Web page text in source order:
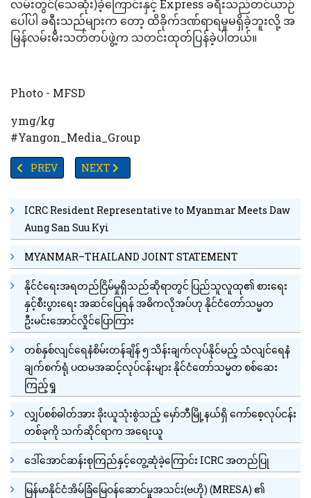
လမ်းတွင်(သေဆုံး)ခဲ့ကြောင်းနှင့် Express ခရီးသည်တင်ယာဉ်
ပေါ်ပါ ခရီးသည်များက တော့ ထိခိုက်ဒဏ်ရာရမှုမရှိခဲ့ဘူးလို့ အ
မြန်လမ်းမီးသတ်တပ်ဖွဲ့က သတင်းထုတ်ပြန်ခဲ့ပါတယ်။
Photo - MFSD
ymg/kg
#Yangon_Media_Group
PREVIOUS ARTICLE: မြန်မာနိုင်ငံသစ်တောအတွင်းတောရိုင်းတိ
PREV NEXT ARTICLE: နောင်ချိုမြို့နယ်တွင် ငွေကျပ် ၁ ဒ
NEXT
ICRC Resident Representative to Myanmar Meets Daw
Aung San Suu Kyi
MYANMAR–THAILAND JOINT STATEMENT
နိုင်ငံရေးအရတည်ငြိမ်မှုရှိသည်ဆိုရာတွင် ပြည်သူလူထု၏ စားရေး
နှင့်စီးပွားရေး အဆင်ပြေရန် အဓိကလိုအပ်ဟု နိုင်ငံတော်သမ္မတ
ဦးမင်းအောင်လှိုင်ပြောကြား
တစ်နှစ်လျင်ရေနံစိမ်းတန်ချိန် ၅ သိန်းချက်လုပ်နိုင်မည့် သံလျင်ရေနံ
ချက်စက်ရုံ ပထမအဆင့်လုပ်ငန်းများ နိုင်ငံတော်သမ္မတ စစ်ဆေး
ကြည့်ရှု
လျှပ်စစ်ဓါတ်အား ခိုးယူသုံးစွဲသည့် မှော်ဘီမြို့နယ်ရှိ ကော်စေ့လုပ်ငန်း
တစ်ခုကို သက်ဆိုင်ရာက အရေးယူ
ဒေါ်အောင်ဆန်းစုကြည်နှင့်တွေ့ဆုံခဲ့ကြောင်း ICRC အတည်ပြု
မြန်မာနိုင်ငံအိမ်ခြံမြေဝန်ဆောင်မှုအသင်း(ဗဟို) (MRESA) ၏